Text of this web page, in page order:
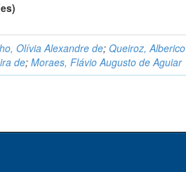
Olívia Alexandre de;Queiroz, Alberico
de;Moraes, Flávio Augusto de Aguiar